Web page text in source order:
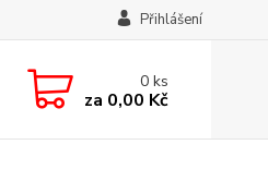
Přihlášení
0ks
za 0,00 Kč